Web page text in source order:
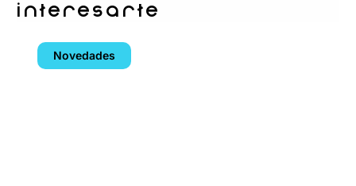
interesarte
Novedades